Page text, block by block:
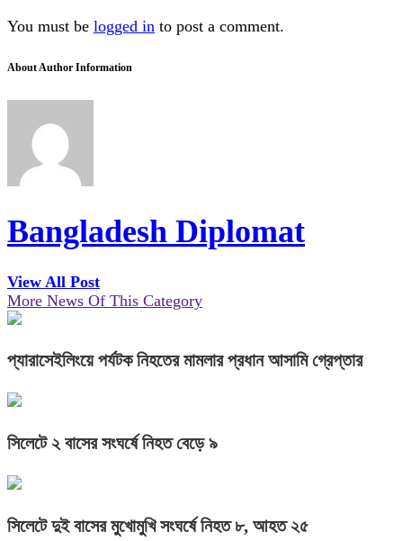
You must be logged in to post a comment.
About Author Information
Bangladesh Diplomat
View All Post
More News Of This Category
প্যারাসেইলিংয়ে পর্যটক নিহতের মামলার প্রধান আসামি গ্রেপ্তার
সিলেটে ২ বাসের সংঘর্ষে নিহত বেড়ে ৯
সিলেটে দুই বাসের মুখোমুখি সংঘর্ষে নিহত ৮, আহত ২৫